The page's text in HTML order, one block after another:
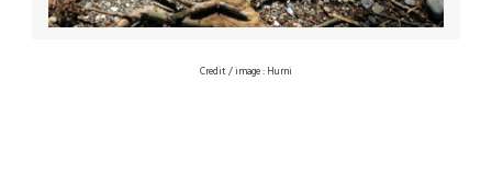
Credit / image : Hurni